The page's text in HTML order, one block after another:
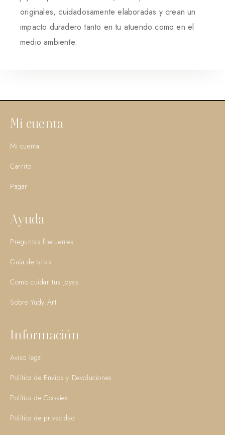
originales, cuidadosamente elaboradas y crean un
impacto duradero tanto en tu atuendo como en el
medio ambiente.
Mi cuenta
Mi cuenta
Carrito
Pagar
Ayuda
Preguntas frecuentes
Guía de tallas
Como cuidar tus joyas
Sobre Yudy Art
Información
Aviso legal
Política de Envíos y Devoluciones
Política de Cookies
Política de privacidad